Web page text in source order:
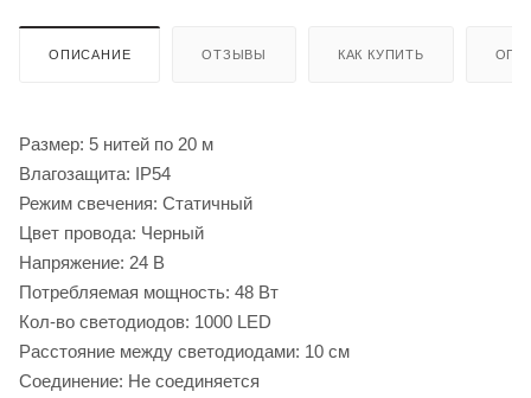
ОПИСАНИЕ ОТЗЫВЫ КАК КУПИТЬ
Размер: 5 нитей по 20 м
Влагозащита: IP54
Режим свечения: Статичный
Цвет провода: Черный
Напряжение: 24 В
Потребляемая мощность: 48 Вт
Кол-во светодиодов: 1000 LED
Расстояние между светодиодами: 10 см
Соединение: Не соединяется